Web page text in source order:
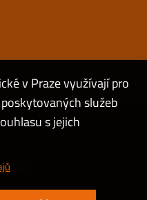
v Praze využívají pro
služeb
s jejich